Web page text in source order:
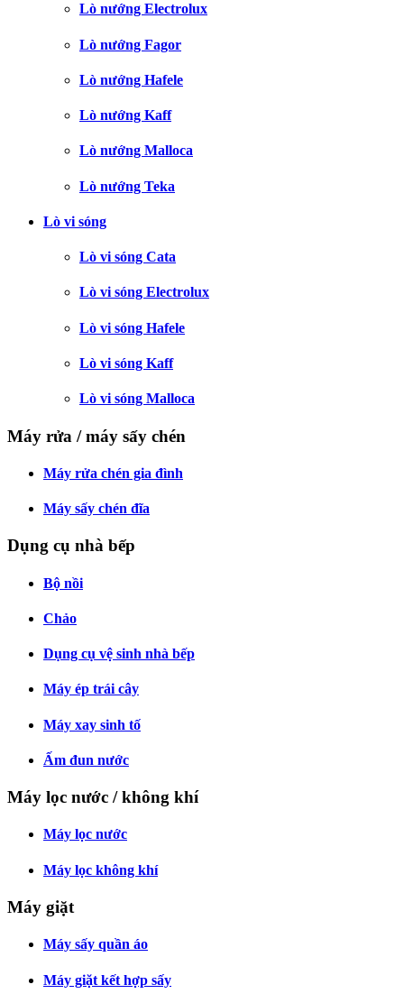
Lò nướng Electrolux
Lò nướng Fagor
Lò nướng Hafele
Lò nướng Kaff
Lò nướng Malloca
Lò nướng Teka
Lò vi sóng
Lò vi sóng Cata
Lò vi sóng Electrolux
Lò vi sóng Hafele
Lò vi sóng Kaff
Lò vi sóng Malloca
Máy rửa / máy sấy chén
Máy rửa chén gia đình
Máy sấy chén đĩa
Dụng cụ nhà bếp
Bộ nồi
Chảo
Dụng cụ vệ sinh nhà bếp
Máy ép trái cây
Máy xay sinh tố
Ấm đun nước
Máy lọc nước / không khí
Máy lọc nước
Máy lọc không khí
Máy giặt
Máy sấy quần áo
Máy giặt kết hợp sấy